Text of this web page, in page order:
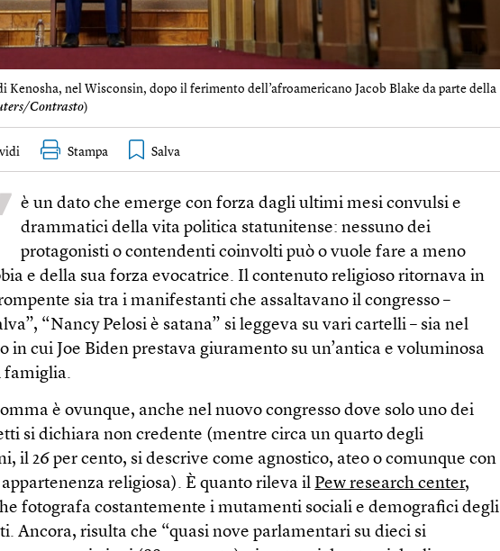
Kenosha, nel Wisconsin, dopo il ferimento dell’afroamericano Jacob Blake da parte della
Contrasto)
Stampa
è un dato che emerge con forza dagli ultimi mesi convulsi e
drammatici della vita politica statunitense: nessuno dei
protagonisti o contendenti coinvolti può o vuole fare a meno
e della sua forza evocatrice. Il contenuto religioso ritornava in
sia tra i manifestanti che assaltavano il congresso –
“Nancy Pelosi è satana” si leggeva su vari cartelli – sia nel
in cui Joe Biden prestava giuramento su un’antica e voluminosa
famiglia.
è ovunque, anche nel nuovo congresso dove solo uno dei
si dichiara non credente (mentre circa un quarto degli
il 26 per cento, si descrive come agnostico, ateo o comunque con
religiosa). È quanto rileva il Pew research center,
fotografa costantemente i mutamenti sociali e demografici degli
Ancora, risulta che “quasi nove parlamentari su dieci si